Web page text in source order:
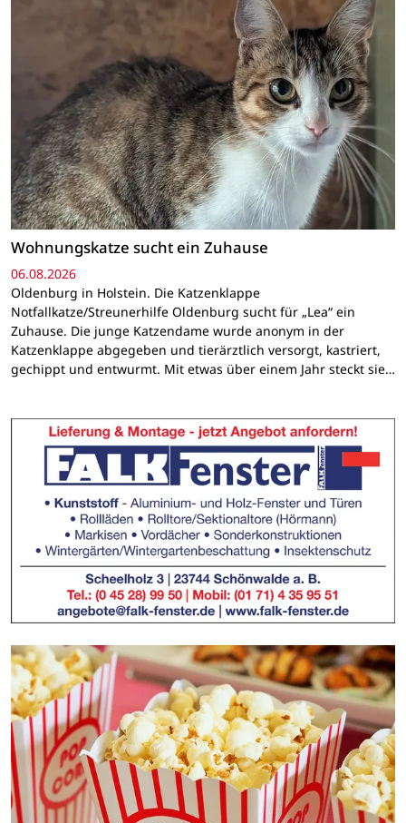
Wohnungskatze sucht ein Zuhause
06.08.2026
Oldenburg in Holstein. Die Katzenklappe
Notfallkatze/Streunerhilfe Oldenburg sucht für „Lea“ ein
Zuhause. Die junge Katzendame wurde anonym in der
Katzenklappe abgegeben und tierärztlich versorgt, kastriert,
gechippt und entwurmt. Mit etwas über einem Jahr steckt sie…